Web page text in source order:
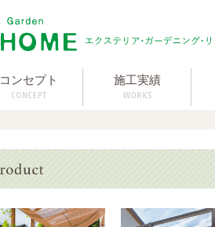
コンセプト 施工実績